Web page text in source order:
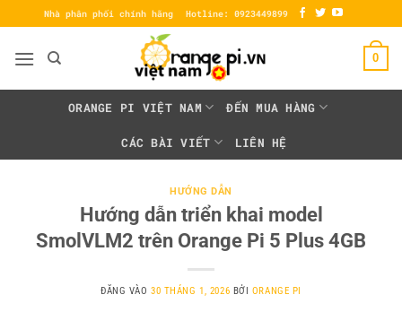
qua
nội
Nhà phân phối chính hãng Hotline: 0923449899
0
ORANGE PI VIỆT NAM ĐẾN MUA HÀNG
CÁC BÀI VIẾT LIÊN HỆ
HƯỚNG DẪN
Hướng dẫn triển khai model
SmolVLM2 trên Orange Pi 5 Plus 4GB
ĐĂNG VÀO30 THÁNG 1, 2026 BỞI ORANGE PI